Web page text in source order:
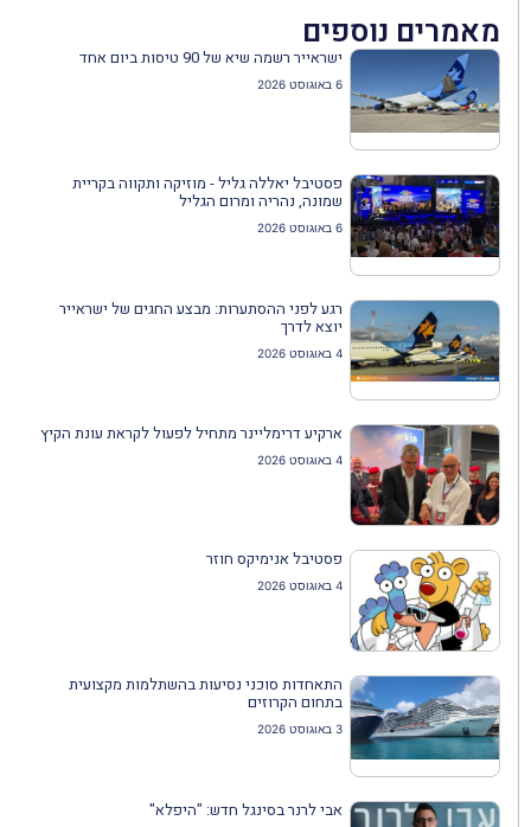
מאמרים נוספים
ישראייר רשמה שיא של 90 טיסות ביום אחד
6 באוגוסט 2026
פסטיבל יאללה גליל - מוזיקה ותקווה בקריית
שמונה, נהריה ומרום הגליל
6 באוגוסט 2026
רגע לפני ההסתערות: מבצע החגים של ישראייר
יוצא לדרך
4 באוגוסט 2026
ארקיע דרימליינר מתחיל לפעול לקראת עונת הקיץ
4 באוגוסט 2026
פסטיבל אנימיקס חוזר
4 באוגוסט 2026
התאחדות סוכני נסיעות בהשתלמות מקצועית
בתחום הקרוזים
3 באוגוסט 2026
אבי לרנר בסינגל חדש: "היפלא"